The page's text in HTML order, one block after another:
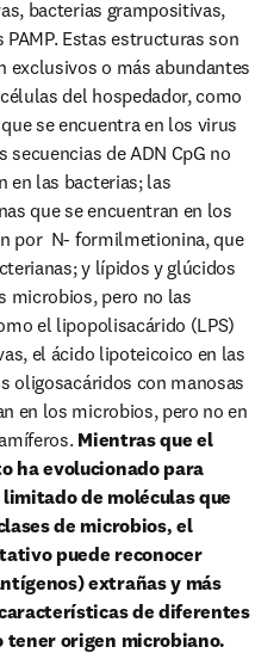
bacterias grampositivas,
Estas estructuras son
exclusivos o más abundantes
del hospedador, como
se encuentra en los virus
de ADN CpG no
en las bacterias; las
que se encuentran en los
por  N- formilmetionina, que
y lípidos y glúcidos
microbios, pero no las
el lipopolisacárido (LPS)
el ácido lipoteicoico en las
oligosacáridos con manosas
en los microbios, pero no en
Mientras que el
ha evolucionado para
de moléculas que
de microbios, el
puede reconocer
extrañas y más
de diferentes
tener origen microbiano.